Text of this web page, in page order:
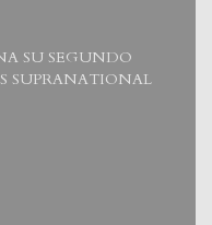
SU SEGUNDO
SUPRANATIONAL